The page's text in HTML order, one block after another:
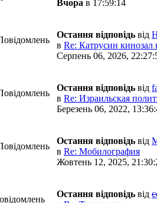
Вчора в 17:59:14
Остання відповідь від
в Re: Катрусин кинозал
Серпень 06, 2026,
Остання відповідь від
в Re: Израильская
Березень 06, 2022,
Остання відповідь від
в Re: Мобилография
Жовтень 12, 2025,
Остання відповідь від